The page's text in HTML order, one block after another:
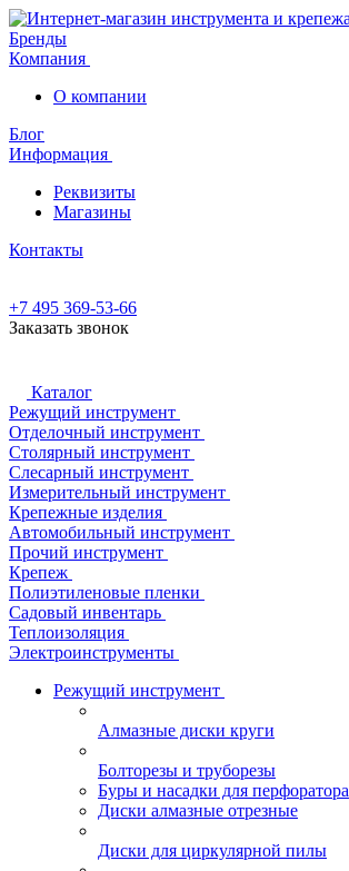
Бренды
Компания
О компании
Блог
Информация
Реквизиты
Магазины
Контакты
+7 495 369-53-66
Заказать звонок
Каталог
Режущий инструмент
Отделочный инструмент
Столярный инструмент
Слесарный инструмент
Измерительный инструмент
Крепежные изделия
Автомобильный инструмент
Прочий инструмент
Крепеж
Полиэтиленовые пленки
Садовый инвентарь
Теплоизоляция
Электроинструменты
Режущий инструмент
Алмазные диски круги
Болторезы и труборезы
Буры и насадки для перфоратора
Диски алмазные отрезные
Диски для циркулярной пилы